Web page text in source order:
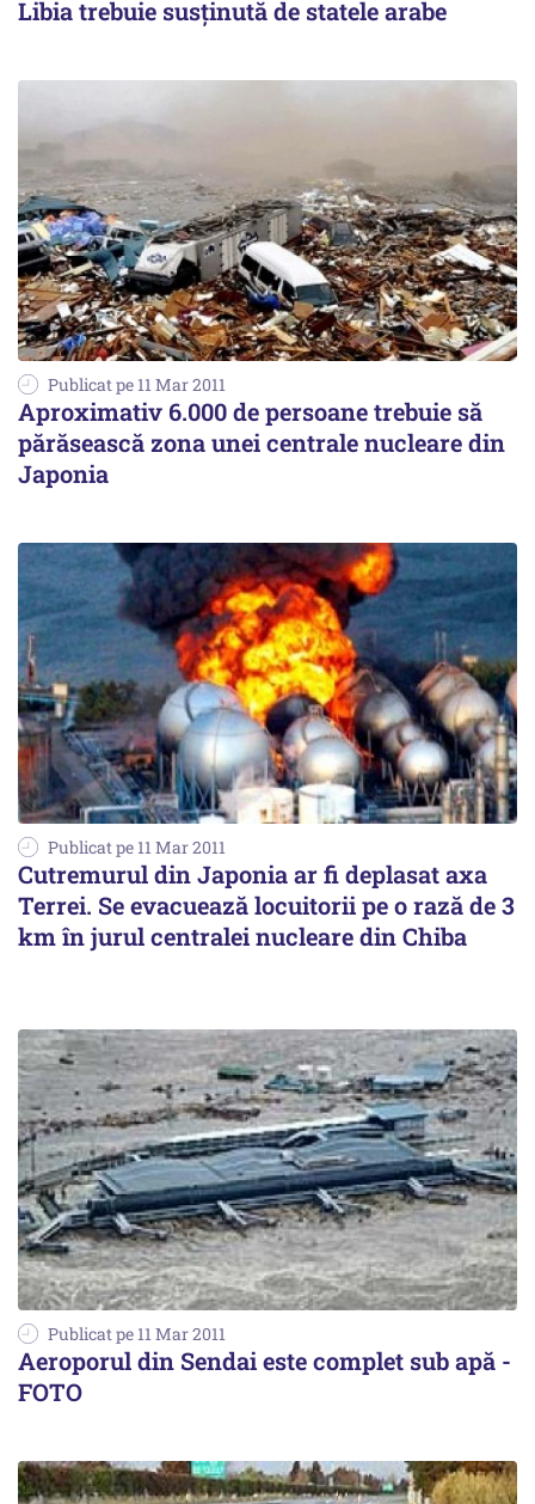
Libia trebuie susţinută de statele arabe
Publicat pe 11 Mar 2011
Aproximativ 6.000 de persoane trebuie să
părăsească zona unei centrale nucleare din
Japonia
Publicat pe 11 Mar 2011
Cutremurul din Japonia ar fi deplasat axa
Terrei. Se evacuează locuitorii pe o rază de 3
km în jurul centralei nucleare din Chiba
Publicat pe 11 Mar 2011
Aeroporul din Sendai este complet sub apă -
FOTO